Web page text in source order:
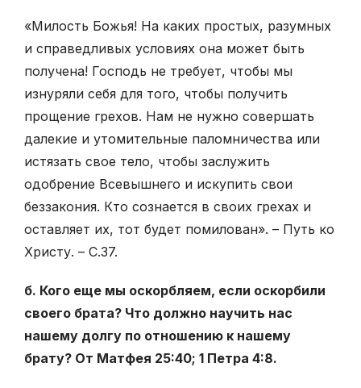
«Милость Божья! На каких простых, разумных
и справедливых условиях она может быть
получена! Господь не требует, чтобы мы
изнуряли себя для того, чтобы получить
прощение грехов. Нам не нужно совершать
далекие и утомительные паломничества или
истязать свое тело, чтобы заслужить
одобрение Всевышнего и искупить свои
беззакония. Кто сознается в своих грехах и
оставляет их, тот будет помилован». – Путь ко
Христу. – С.37.
б. Кого еще мы оскорбляем, если оскорбили
своего брата? Что должно научить нас
нашему долгу по отношению к нашему
брату? От Матфея 25:40; 1 Петра 4:8.